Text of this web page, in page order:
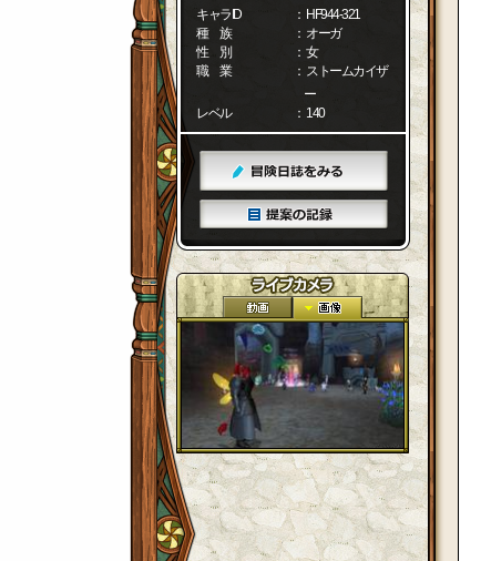
キャラID
： HF944-321
種 族
： オーガ
性 別
： 女
職 業
： ストームカイザ
ー
レベル
： 140